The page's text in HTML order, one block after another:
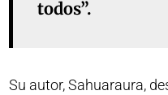
todos”.
Su autor, Sahuaraura,